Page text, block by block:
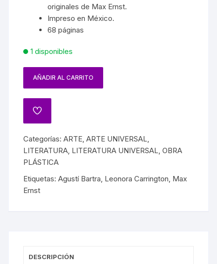
originales de Max Ernst.
Impreso en México.
68 páginas
1 disponibles
AÑADIR AL CARRITO
Categorías:ARTE,ARTE UNIVERSAL,
LITERATURA, LITERATURA UNIVERSAL,OBRA
PLÁSTICA
Etiquetas:Agustí Bartra, Leonora Carrington, Max
Ernst
DESCRIPCIÓN